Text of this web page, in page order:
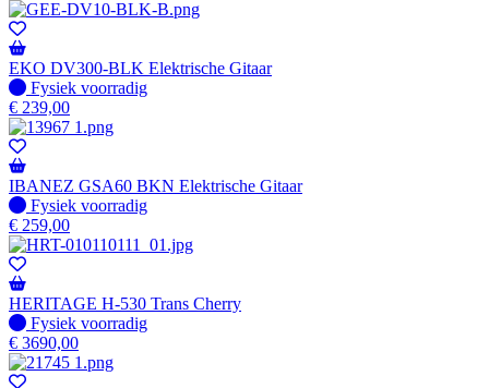
EKO DV300-BLK Elektrische Gitaar
Fysiek voorradig
Fysiek voorradig
€ 239,00
IBANEZ GSA60 BKN Elektrische Gitaar
Fysiek voorradig
Fysiek voorradig
€ 259,00
HERITAGE H-530 Trans Cherry
Fysiek voorradig
Fysiek voorradig
€ 3690,00